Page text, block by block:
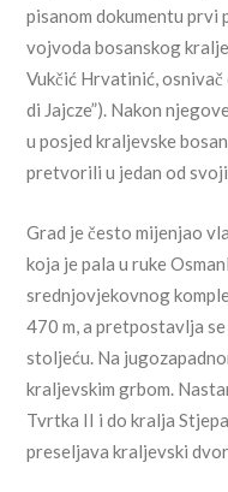
pisanom dokumentu prvi
vojvoda bosanskog
Vukčić Hrvatinić,
di Jajcze”). Nakon
u posjed kraljevske
pretvorili u jedan od
Grad je često mijenjao
koja je pala u ruke
srednjovjekovnog
470 m, a pretpostavlja
stoljeću. Na
kraljevskim grbom.
Tvrtka II i do kralja
preseljava kraljevski